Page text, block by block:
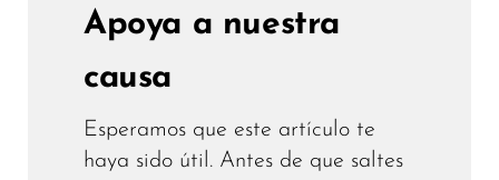
Apoya a nuestra
causa
Esperamos que este artículo te
haya sido útil. Antes de que saltes